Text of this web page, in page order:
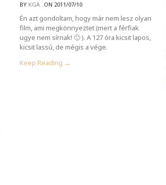
BY KGA ON 2011/07/10
Én azt gondoltam, hogy már nem lesz olyan
film, ami megkönnyeztet (mert a férfiak
ugye nem sírnak! 🙂 ). A 127 óra kicsit lapos,
kicsit lassú, de mégis a vége.
Keep Reading →